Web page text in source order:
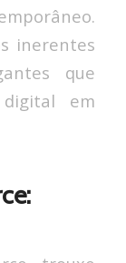
inerentes
que
em